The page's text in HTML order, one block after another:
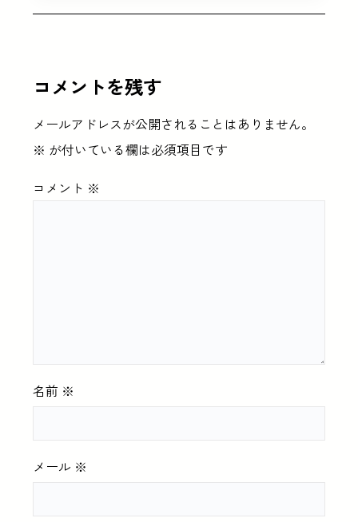
コメントを残す
メールアドレスが公開されることはありません。
※ が付いている欄は必須項目です
コメント ※
名前 ※
メール ※